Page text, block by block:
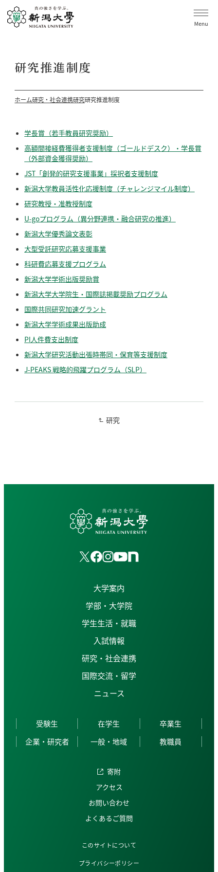
Menu
研究推進制度
ホーム研究・社会連携研究研究推進制度
学長賞（若手教員研究奨励）
高額間接経費獲得者支援制度（ゴールドデスク）・学長賞
（外部資金獲得奨励）
JST「創発的研究支援事業」採択者支援制度
新潟大学教員活性化応援制度（チャレンジマイル制度）
研究教授・准教授制度
U-goプログラム（異分野連携・融合研究の推進）
新潟大学優秀論文表彰
大型受託研究応募支援事業
科研費応募支援プログラム
新潟大学学術出版奨励賞
新潟大学大学院生・国際誌掲載奨励プログラム
国際共同研究加速グラント
新潟大学学術成果出版助成
PI人件費支出制度
新潟大学研究活動出張時帯同・保育等支援制度
J-PEAKS 戦略的飛躍プログラム（SLP）
研究
大学案内
学部・大学院
学生生活・就職
入試情報
研究・社会連携
国際交流・留学
ニュース
受験生 在学生
卒業生
企業・研究者
一般・地域 教職員
寄附
アクセス
お問い合わせ
よくあるご質問
このサイトについて
プライバシーポリシー